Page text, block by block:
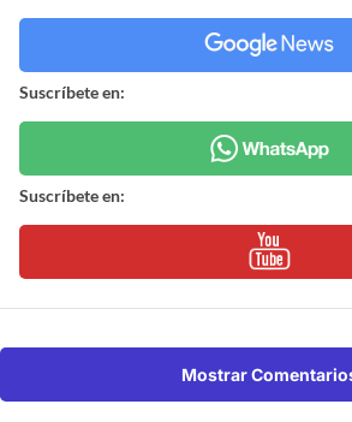
Suscríbete en:
Suscríbete en:
Mostrar